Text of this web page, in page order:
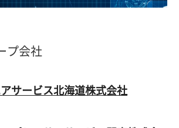
プ会社
サービス北海道株式会社